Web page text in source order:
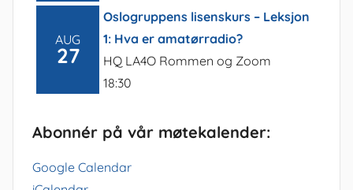
AUG
27
Oslogruppens lisenskurs – Leksjon
1: Hva er amatørradio?
HQ LA4O Rommen og Zoom
18:30
Abonnér på vår møtekalender:
Google Calendar